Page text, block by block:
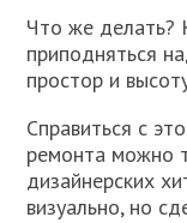
Что же делать?
приподняться
простор и
Справиться с
ремонта можно
дизайнерских
визуально, но